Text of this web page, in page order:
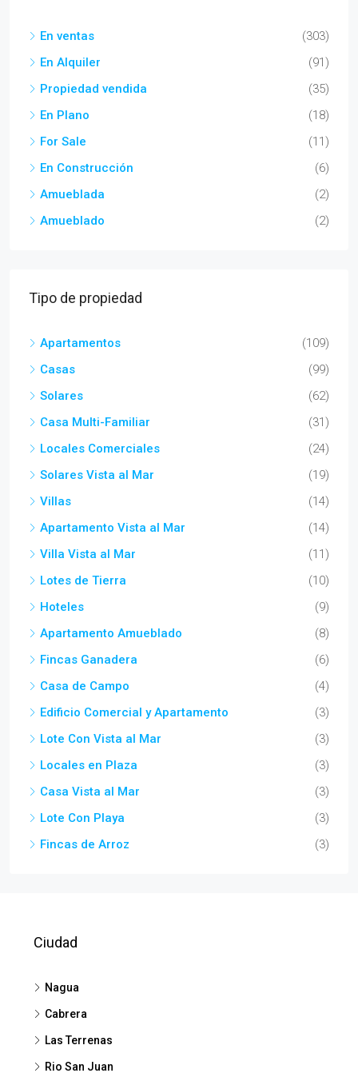
En ventas
(303)
En Alquiler
(91)
Propiedad vendida
(35)
En Plano
(18)
For Sale
(11)
En Construcción
(6)
Amueblada
(2)
Amueblado
(2)
Tipo de propiedad
Apartamentos
(109)
Casas
(99)
Solares
(62)
Casa Multi-Familiar
(31)
Locales Comerciales
(24)
Solares Vista al Mar
(19)
Villas
(14)
Apartamento Vista al Mar
(14)
Villa Vista al Mar
(11)
Lotes de Tierra
(10)
Hoteles
(9)
Apartamento Amueblado
(8)
Fincas Ganadera
(6)
Casa de Campo
(4)
Edificio Comercial y Apartamento
(3)
Lote Con Vista al Mar
(3)
Locales en Plaza
(3)
Casa Vista al Mar
(3)
Lote Con Playa
(3)
Fincas de Arroz
(3)
Ciudad
Nagua
Cabrera
Las Terrenas
Rio San Juan